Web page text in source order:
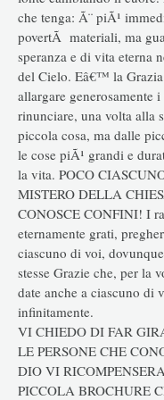
che tenga: Ã¨ piÃ¹
povertÃ materiali, ma
speranza e di vita eterna
del Cielo. Eâ€™ la
allargare generosamente
rinunciare, una volta alla
piccola cosa, ma dalle
le cose piÃ¹ grandi e
la vita. POCO
MISTERO DELLA
CONOSCE CONFINI! I
eternamente grati,
ciascuno di voi,
stesse Grazie che, per la
date anche a ciascuno
infinitamente.
VI CHIEDO DI FAR
LE PERSONE CHE
DIO VI
PICCOLA BROCHURE